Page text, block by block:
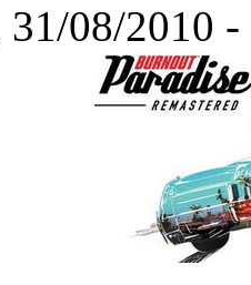
08/2010